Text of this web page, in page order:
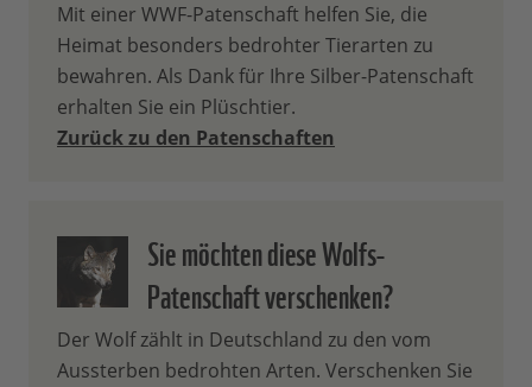
exklusive Infos aus den Projekten Ihrer
Patenschaft.
Wie viel von meinem
Patenbeitrag wird direkt für
70 % Ihres Patenbeitrags wird
unmittelbar und direkt zum Schutz der
von Ihnen ausgewählten, bedrohten
Tierart und ihres Lebensraumes
Mit einer WWF-Patenschaft helfen Sie, die
Heimat besonders bedrohter Tierarten zu
bewahren. Als Dank für Ihre Silber-Patenschaft
erhalten Sie ein Plüschtier.
Zurück zu den Patenschaften
Sie möchten diese Wolfs-
Patenschaft verschenken?
Der Wolf zählt in Deutschland zu den vom
Aussterben bedrohten Arten. Verschenken Sie